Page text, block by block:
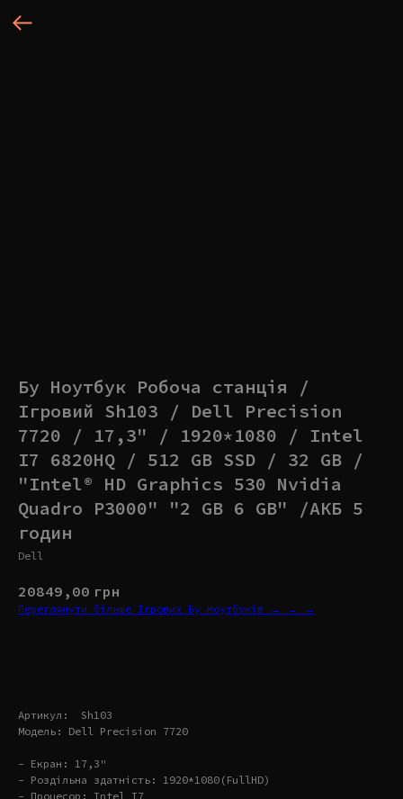
Бу Ноутбук Робоча станція /
Ігровий Sh103 / Dell Precision
7720 / 17,3" / 1920*1080 / Intel
I7 6820HQ / 512 GB SSD / 32 GB /
"Intel® HD Graphics 530 Nvidia
Quadro P3000" "2 GB 6 GB" /АКБ 5
годин
Dell
20849,00 грн
Переглянути більше Ігрових Бу Ноутбуків → → →
Артикул: Sh103
Модель: Dell Precision 7720
- Екран: 17,3"
- Роздільна здатність: 1920*1080(FullHD)
- Процесор: Intel I7